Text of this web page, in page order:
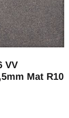
VV
Mat R10